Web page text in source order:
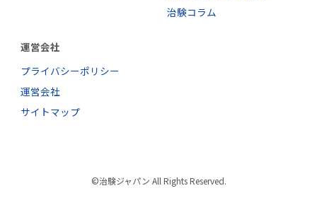
治験コラム
運営会社
プライバシーポリシー
運営会社
サイトマップ
©治験ジャパン All Rights Reserved.